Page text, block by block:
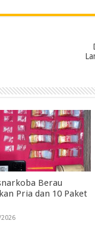
a
Berau
Pria dan 10 Paket